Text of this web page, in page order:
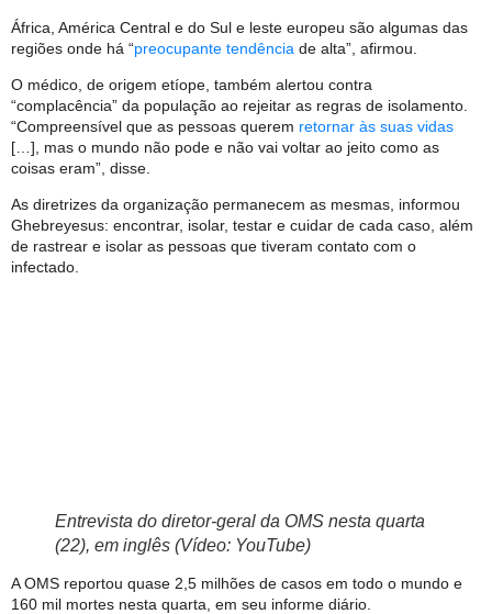
África, América Central e do Sul e leste europeu são algumas das
regiões onde há “preocupante tendência de alta”, afirmou.
O médico, de origem etíope, também alertou contra
“complacência” da população ao rejeitar as regras de isolamento.
“Compreensível que as pessoas querem retornar às suas vidas
[…], mas o mundo não pode e não vai voltar ao jeito como as
coisas eram”, disse.
As diretrizes da organização permanecem as mesmas, informou
Ghebreyesus: encontrar, isolar, testar e cuidar de cada caso, além
de rastrear e isolar as pessoas que tiveram contato com o
infectado.
Entrevista do diretor-geral da OMS nesta quarta
(22), em inglês (Vídeo: YouTube)
A OMS reportou quase 2,5 milhões de casos em todo o mundo e
160 mil mortes nesta quarta, em seu informe diário.